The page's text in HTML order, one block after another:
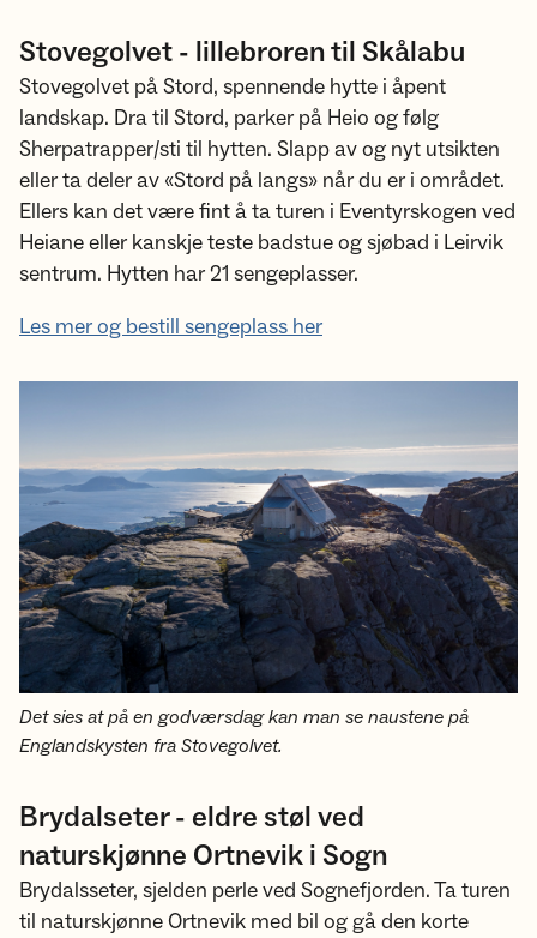
Stovegolvet - lillebroren til Skålabu
Stovegolvet på Stord, spennende hytte i åpent
landskap. Dra til Stord, parker på Heio og følg
Sherpatrapper/sti til hytten. Slapp av og nyt utsikten
eller ta deler av «Stord på langs» når du er i området.
Ellers kan det være fint å ta turen i Eventyrskogen ved
Heiane eller kanskje teste badstue og sjøbad i Leirvik
sentrum. Hytten har 21 sengeplasser.
Les mer og bestill sengeplass her
Det sies at på en godværsdag kan man se naustene på
Englandskysten fra Stovegolvet.
Brydalseter - eldre støl ved
naturskjønne Ortnevik i Sogn
Brydalsseter, sjelden perle ved Sognefjorden. Ta turen
til naturskjønne Ortnevik med bil og gå den korte